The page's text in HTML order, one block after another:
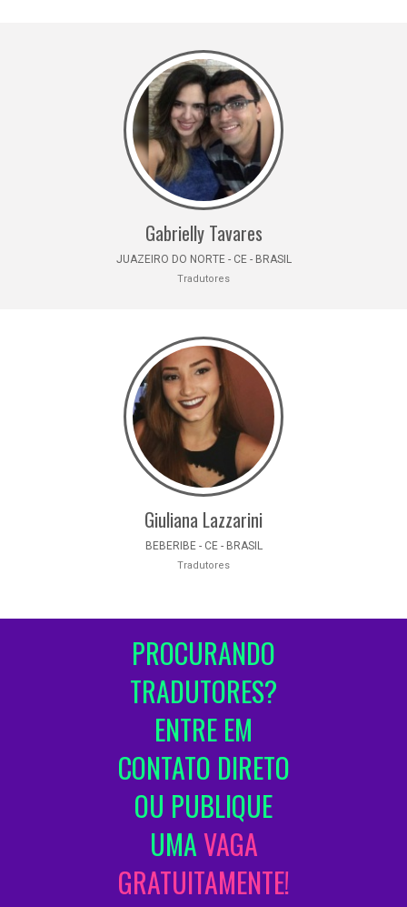
Gabrielly Tavares
JUAZEIRO DO NORTE - CE - BRASIL
Tradutores
Giuliana Lazzarini
BEBERIBE - CE - BRASIL
Tradutores
PROCURANDO
TRADUTORES?
ENTRE EM
CONTATO DIRETO
OU PUBLIQUE
UMAVAGA
GRATUITAMENTE!